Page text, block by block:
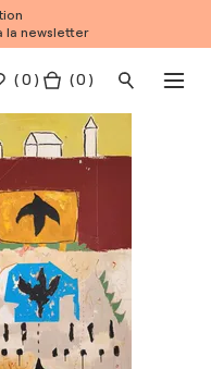
la newsletter
(0 ) ( 0 )